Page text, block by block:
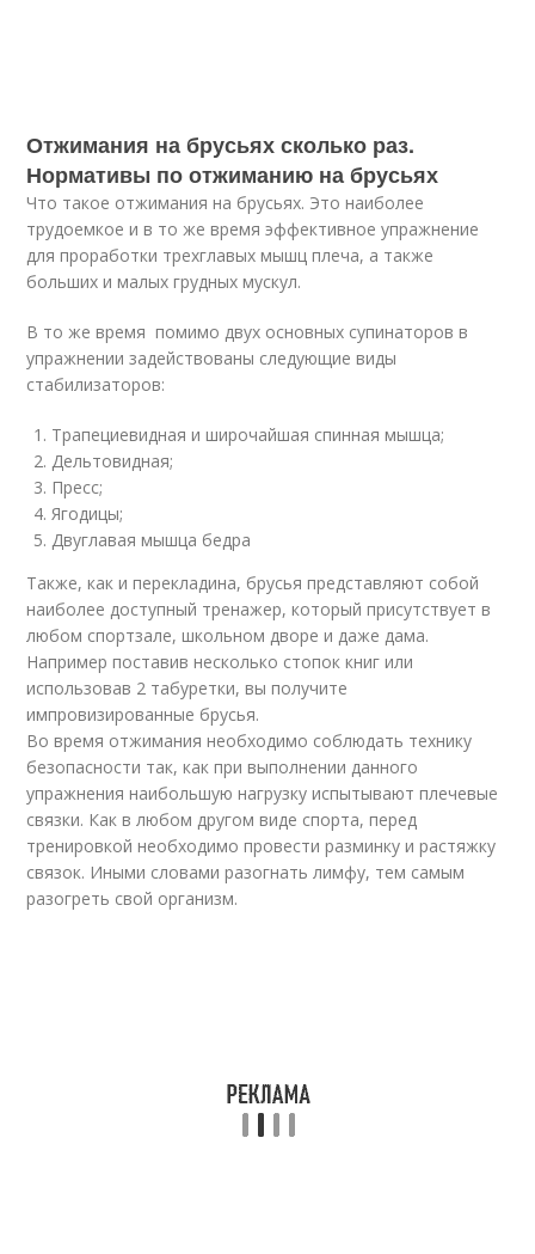
Отжимания на брусьях сколько раз.
Нормативы по отжиманию на брусьях
Что такое отжимания на брусьях. Это наиболее
трудоемкое и в то же время эффективное упражнение
для проработки трехглавых мышц плеча, а также
больших и малых грудных мускул.
В то же время помимо двух основных супинаторов в
упражнении задействованы следующие виды
стабилизаторов:
Трапециевидная и широчайшая спинная мышца;
Дельтовидная;
Пресс;
Ягодицы;
Двуглавая мышца бедра
Также, как и перекладина, брусья представляют собой
наиболее доступный тренажер, который присутствует в
любом спортзале, школьном дворе и даже дама.
Например поставив несколько стопок книг или
использовав 2 табуретки, вы получите
импровизированные брусья.
Во время отжимания необходимо соблюдать технику
безопасности так, как при выполнении данного
упражнения наибольшую нагрузку испытывают плечевые
связки. Как в любом другом виде спорта, перед
тренировкой необходимо провести разминку и растяжку
связок. Иными словами разогнать лимфу, тем самым
разогреть свой организм.